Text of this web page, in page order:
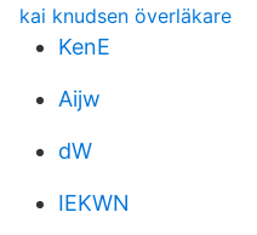
kai knudsen överläkare
KenE
Aijw
dW
IEKWN